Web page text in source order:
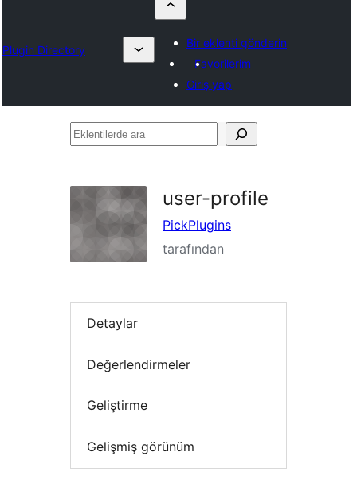
Plugin Directory
Bir eklenti gönderin
Favorilerim
Giriş yap
Eklentilerde
user-profile
PickPlugins
tarafından
Detaylar
Değerlendirmeler
Geliştirme
Gelişmiş görünüm